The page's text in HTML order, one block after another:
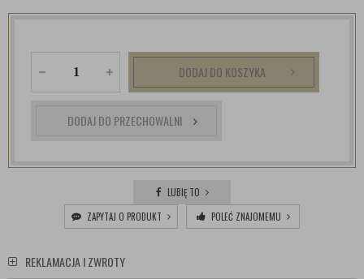
DODAJ DO KOSZYKA
DODAJ DO PRZECHOWALNI
LUBIĘ TO
ZAPYTAJ O PRODUKT
POLEĆ ZNAJOMEMU
REKLAMACJA I ZWROTY